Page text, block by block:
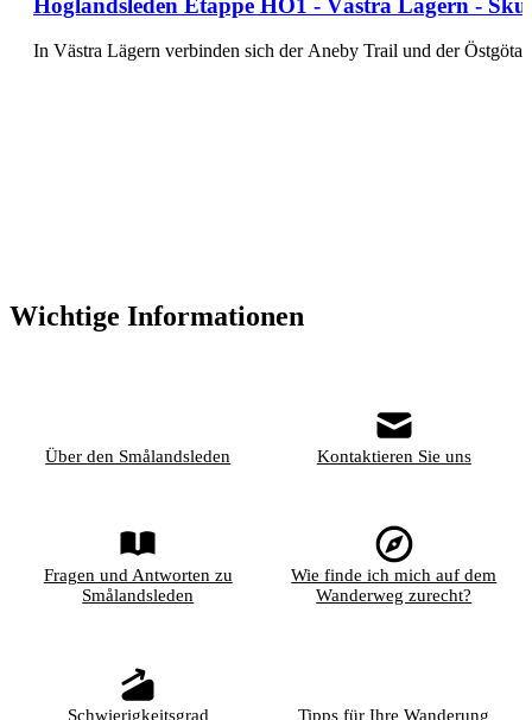
In Västra Lägern verbinden sich der Aneby Trail und der
Wichtige Informationen
Über den Smålandsleden Kontaktieren Sie uns
Fragen und Antworten zu
Smålandsleden
Wie finde ich mich auf dem
Wanderweg zurecht?
Schwierigkeitsgrad Tipps für Ihre Wanderung